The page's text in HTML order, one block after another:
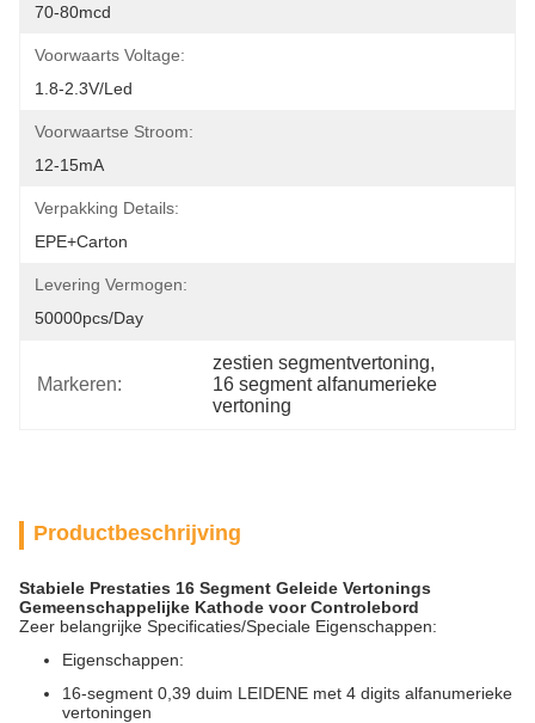
70-80mcd
Voorwaarts Voltage:
1.8-2.3V/led
Voorwaartse Stroom:
12-15mA
Verpakking Details:
EPE+carton
Levering Vermogen:
50000pcs/day
Markeren:
zestien segmentvertoning,
16 segment alfanumerieke
vertoning
Productbeschrijving
Stabiele Prestaties 16 Segment Geleide Vertonings
Gemeenschappelijke Kathode voor Controlebord
Zeer belangrijke Specificaties/Speciale Eigenschappen:
Eigenschappen:
16-segment 0,39 duim LEIDENE met 4 digits alfanumerieke
vertoningen